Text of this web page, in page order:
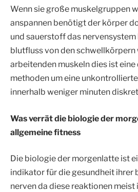
Wenn sie große muskelgruppen
anspannen benötigt der körper
und sauerstoff das
blutfluss von den schwellkörpern
arbeitenden muskeln dies ist
methoden um eine
innerhalb weniger minuten
Was verrät die biologie der
allgemeine fitness
Die biologie der morgenlatte ist
indikator für die gesundheit ihrer
nerven da diese reaktionen meist